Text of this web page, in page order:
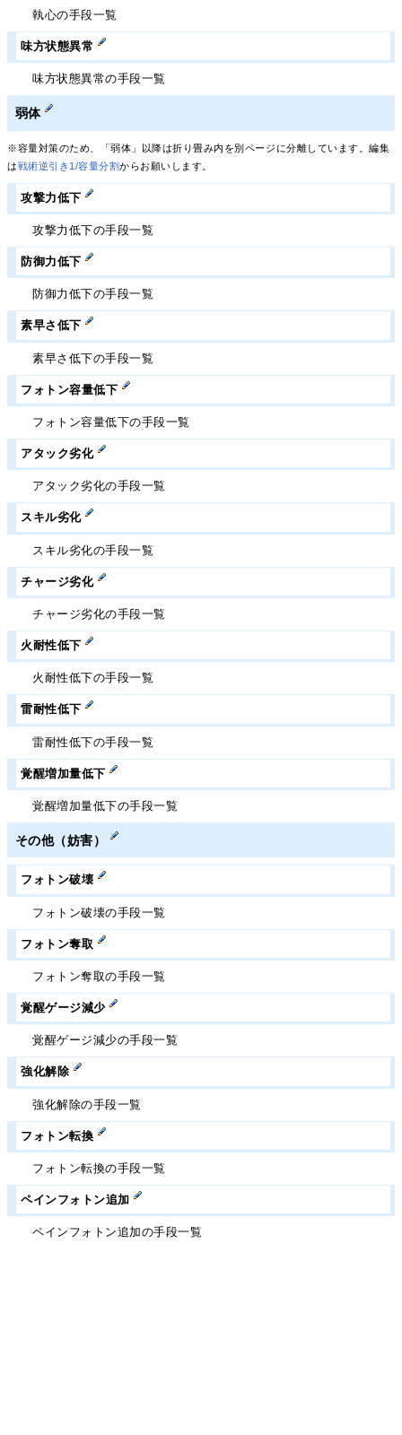
執心の手段一覧
味方状態異常
味方状態異常の手段一覧
弱体
※容量対策のため、「弱体」以降は折り畳み内を別ページに分離しています。編集
は戦術逆引き1/容量分割からお願いします。
攻撃力低下
攻撃力低下の手段一覧
防御力低下
防御力低下の手段一覧
素早さ低下
素早さ低下の手段一覧
フォトン容量低下
フォトン容量低下の手段一覧
アタック劣化
アタック劣化の手段一覧
スキル劣化
スキル劣化の手段一覧
チャージ劣化
チャージ劣化の手段一覧
火耐性低下
火耐性低下の手段一覧
雷耐性低下
雷耐性低下の手段一覧
覚醒増加量低下
覚醒増加量低下の手段一覧
その他（妨害）
フォトン破壊
フォトン破壊の手段一覧
フォトン奪取
フォトン奪取の手段一覧
覚醒ゲージ減少
覚醒ゲージ減少の手段一覧
強化解除
強化解除の手段一覧
フォトン転換
フォトン転換の手段一覧
ペインフォトン追加
ペインフォトン追加の手段一覧